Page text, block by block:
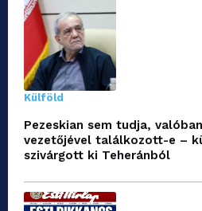
Külföld
Pezeskian sem tudja,
vezetőjével találkozott-e –
szivárgott ki Teheránból